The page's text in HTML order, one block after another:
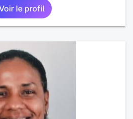
Se rencontrer, être à l’écoute,
de confiance, pour une
Les voyages et où
me raviraient. Je
à votre message. Au plaisir de
le profil